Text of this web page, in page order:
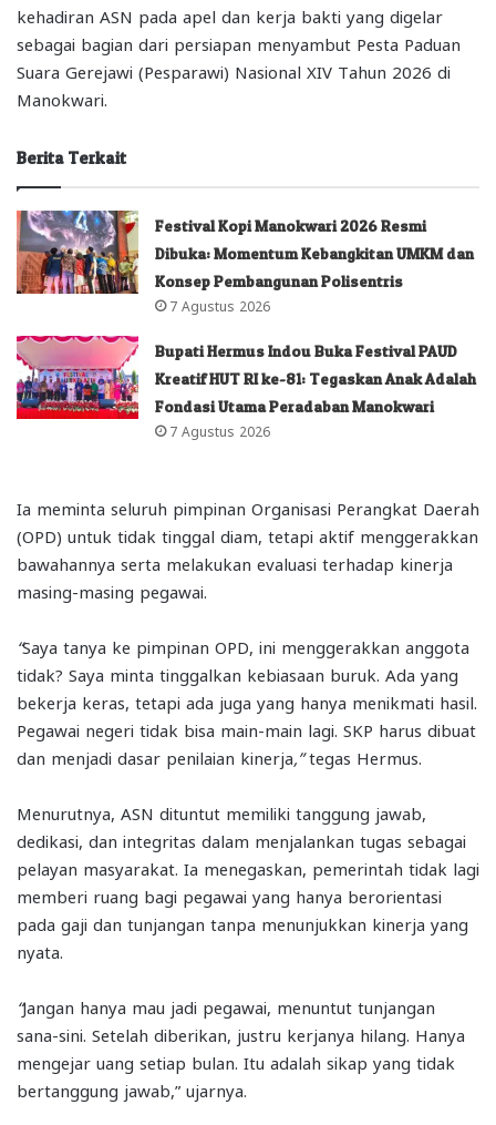
kehadiran ASN pada apel dan kerja bakti yang digelar
sebagai bagian dari persiapan menyambut Pesta Paduan
Suara Gerejawi (Pesparawi) Nasional XIV Tahun 2026 di
Manokwari.
Berita Terkait
Festival Kopi Manokwari 2026 Resmi
Dibuka: Momentum Kebangkitan UMKM dan
Konsep Pembangunan Polisentris
7 Agustus 2026
Bupati Hermus Indou Buka Festival PAUD
Kreatif HUT RI ke-81: Tegaskan Anak Adalah
Fondasi Utama Peradaban Manokwari
7 Agustus 2026
Ia meminta seluruh pimpinan Organisasi Perangkat Daerah
(OPD) untuk tidak tinggal diam, tetapi aktif menggerakkan
bawahannya serta melakukan evaluasi terhadap kinerja
masing-masing pegawai.
“Saya tanya ke pimpinan OPD, ini menggerakkan anggota
tidak? Saya minta tinggalkan kebiasaan buruk. Ada yang
bekerja keras, tetapi ada juga yang hanya menikmati hasil.
Pegawai negeri tidak bisa main-main lagi. SKP harus dibuat
dan menjadi dasar penilaian kinerja ,”tegas Hermus.
Menurutnya, ASN dituntut memiliki tanggung jawab,
dedikasi, dan integritas dalam menjalankan tugas sebagai
pelayan masyarakat. Ia menegaskan, pemerintah tidak lagi
memberi ruang bagi pegawai yang hanya berorientasi
pada gaji dan tunjangan tanpa menunjukkan kinerja yang
nyata.
“Jangan hanya mau jadi pegawai, menuntut tunjangan
sana-sini. Setelah diberikan, justru kerjanya hilang. Hanya
mengejar uang setiap bulan. Itu adalah sikap yang tidak
bertanggung jawab,” ujarnya.